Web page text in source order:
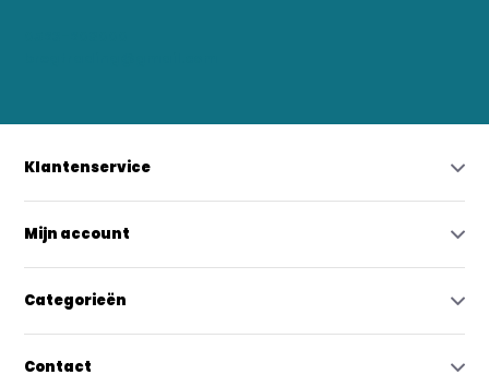
Klantenservice
Mijn account
Categorieën
Contact